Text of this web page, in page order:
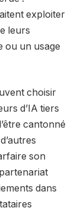
exploiter
leurs
ou un usage
choisir
d’IA tiers
cantonné
son
dans